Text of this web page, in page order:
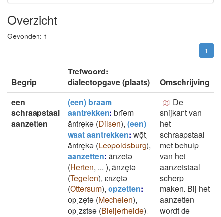
Overzicht
Gevonden: 1
1
Begrip
Trefwoord:
dialectopgave (plaats)
Omschrijving
een
schraapstaal
aanzetten
(een) braam
aantrekken: brīǝm
āntrękǝ (Dilsen), (een)
waat aantrekken: wǭt˱
āntrękǝ (Leopoldsburg),
aanzetten: ānzetǝ
(Herten, ... ), ānzętǝ
(Tegelen), ɛnzętǝ
(Ottersum), opzetten:
op˲zętǝ (Mechelen),
op˲zɛtsǝ (Bleijerheide),
De
snijkant van
het
schraapstaal
met behulp
van het
aanzetstaal
scherp
maken. Bij het
aanzetten
wordt de